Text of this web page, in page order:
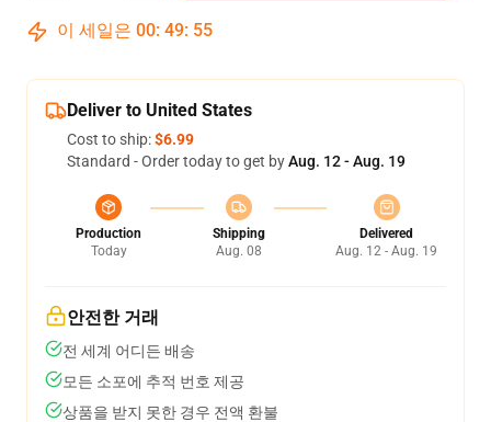
이 세일은 00: 49: 54
Deliver to United States
Cost to ship:$6.99
Standard - Order today to get byAug. 12 - Aug. 19
Production
Today
Shipping
Aug. 08
Delivered
Aug. 12 - Aug. 19
안전한 거래
전 세계 어디든 배송
모든 소포에 추적 번호 제공
상품을 받지 못한 경우 전액 환불